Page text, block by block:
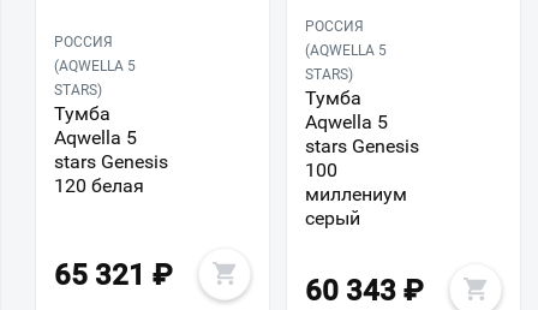
РОССИЯ
(AQWELLA 5
STARS)
Тумба
Aqwella 5
stars Genesis
120 белая
65 321 ₽
РОССИЯ
(AQWELLA 5
STARS)
Тумба
Aqwella 5
stars Genesis
100
миллениум
серый
60 343 ₽